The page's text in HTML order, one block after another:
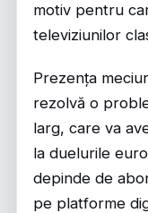
motiv pentru
televiziunilor
Prezența
rezolvă o
larg, care va
la duelurile
depinde de
pe platforme